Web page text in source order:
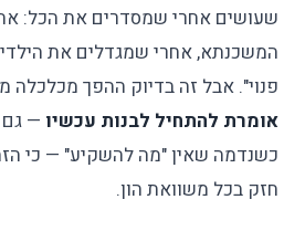
שעושים אחרי שמסדרים את הכל:
המשכנתא, אחרי שמגדלים את
פנוי". אבל זה בדיוק ההפך מכלכלה
אומרת להתחיל לבנות עכשיו — גם
כשנדמה שאין "מה להשקיע" — כי
חזק בכל משוואת הון.